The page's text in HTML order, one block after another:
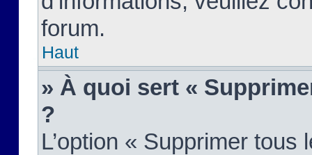
forum.
Haut
» À quoi sert «
?
L’option « Supprimer